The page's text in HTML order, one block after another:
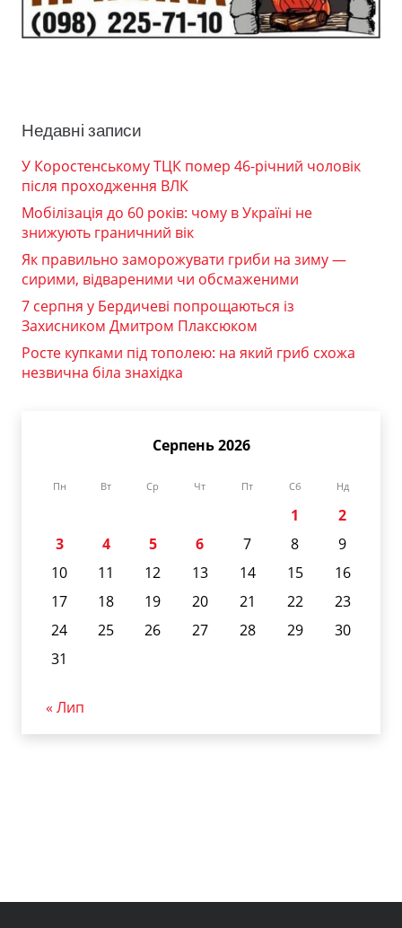
Недавні записи
У Коростенському ТЦК помер 46-річний чоловік
після проходження ВЛК
Мобілізація до 60 років: чому в Україні не
знижують граничний вік
Як правильно заморожувати гриби на зиму —
сирими, відвареними чи обсмаженими
7 серпня у Бердичеві попрощаються із
Захисником Дмитром Плаксюком
Росте купками під тополею: на який гриб схожа
незвична біла знахідка
Серпень 2026
Пн Вт Ср Чт Пт Сб Нд
1
2
3
4 5 6 7 8
9
10
11 12 13 14 15
16
17
18 19 20 21 22
23
24
25 26 27 28 29
30
31
« Лип